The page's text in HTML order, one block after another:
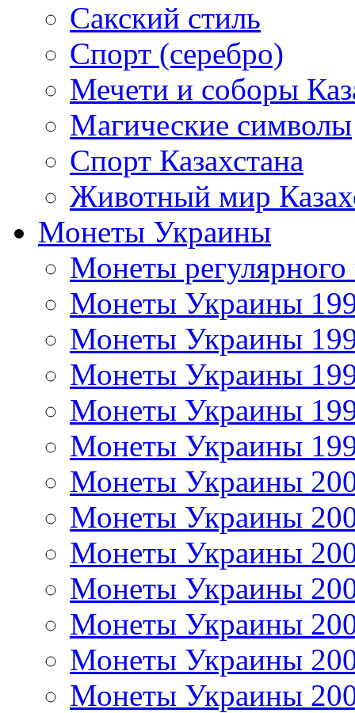
Сакский стиль
Спорт (серебро)
Мечети и соборы
Магические символы
Спорт Казахстана
Животный мир
Монеты Украины
Монеты регулярного
Монеты Украины
Монеты Украины
Монеты Украины
Монеты Украины
Монеты Украины
Монеты Украины
Монеты Украины
Монеты Украины
Монеты Украины
Монеты Украины
Монеты Украины
Монеты Украины